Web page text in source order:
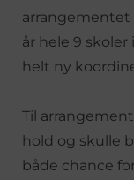
arrangementet
år hele 9
helt ny
Til
hold og skulle
både chance